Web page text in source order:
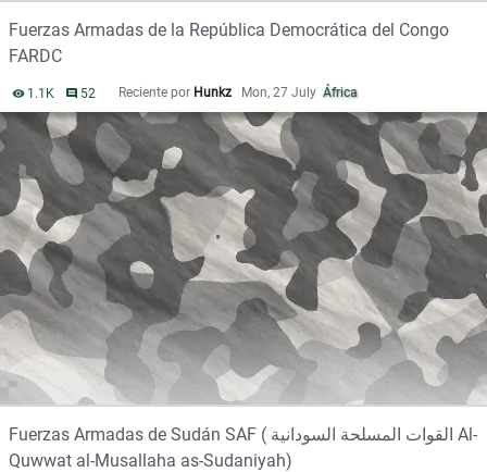
d
e
s
c
s
i
ó
n
Fuerzas Armadas de la República Democrática del Congo
FARDC
1.1K vistas
52 comentarios
Reciente por Hunkz Mon, 27 July África
Fuerzas Armadas de Sudán SAF ( القوات المسلحة السودانية Al-
Quwwat al-Musallaha as-Sudaniyah)